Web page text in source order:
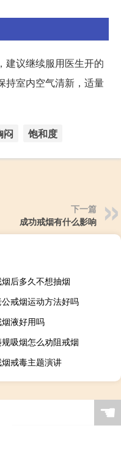
建议继续服用医生开的
持室内空气清新，适量
闷 饱和度
下一篇
成功戒烟有什么影响
后多久不想抽烟
戒烟运动方法好吗
液好用吗
吸烟怎么劝阻戒烟
戒毒主题演讲
☚